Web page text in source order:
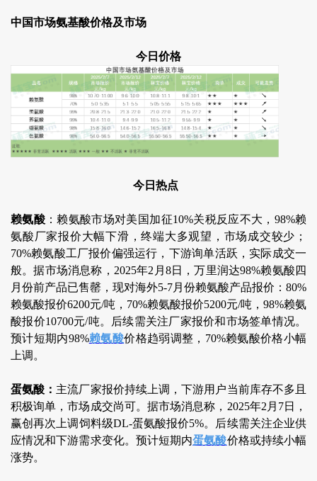
中国市场氨基酸价格及市场
今日价格
今日热点
赖氨酸 ：赖氨酸市场对美国加征10%关税反应不大，98%赖
氨酸厂家报价大幅下滑，终端大多观望，市场成交较少；
70%赖氨酸工厂报价偏强运行，下游询单活跃，实际成交一
般。据市场消息称，2025年2月8日，万里润达98%赖氨酸四
月份前产品已售罄，现对海外5-7月份赖氨酸产品报价：80%
赖氨酸报价6200元/吨，70%赖氨酸报价5200元/吨，98%赖氨
酸报价10700元/吨。后续需关注厂家报价和市场签单情况。
预计短期内98%赖氨酸价格趋弱调整，70%赖氨酸价格小幅
上调。
蛋氨酸： 主流厂家报价持续上调，下游用户当前库存不多且
积极询单，市场成交尚可。据市场消息称，2025年2月7日，
赢创再次上调饲料级DL-蛋氨酸报价5%。后续需关注企业供
应情况和下游需求变化。预计短期内蛋氨酸价格或持续小幅
涨势。